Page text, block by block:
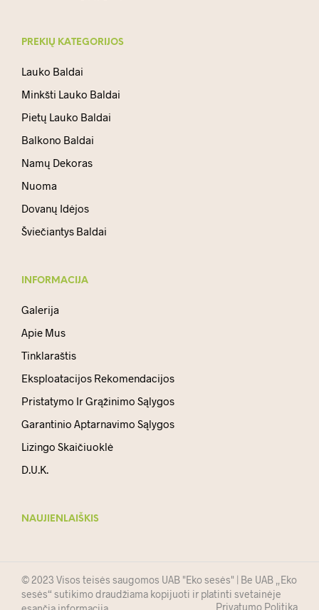
PREKIŲ KATEGORIJOS
Lauko Baldai
Minkšti Lauko Baldai
Pietų Lauko Baldai
Balkono Baldai
Namų Dekoras
Nuoma
Dovanų Idėjos
Šviečiantys Baldai
INFORMACIJA
Galerija
Apie Mus
Tinklaraštis
Eksploatacijos Rekomendacijos
Pristatymo Ir Grąžinimo Sąlygos
Garantinio Aptarnavimo Sąlygos
Lizingo Skaičiuoklė
D.U.K.
NAUJIENLAIŠKIS
© 2023 Visos teisės saugomos UAB "Eko sesės" | Be UAB „Eko
sesės“ sutikimo draudžiama kopijuoti ir platinti svetainėje
Privatumo Politika